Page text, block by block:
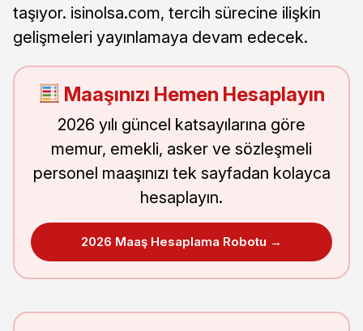
taşıyor. isinolsa.com, tercih sürecine ilişkin
gelişmeleri yayınlamaya devam edecek.
Maaşınızı Hemen Hesaplayın
2026 yılı güncel katsayılarına göre
memur, emekli, asker ve sözleşmeli
personel maaşınızı tek sayfadan kolayca
hesaplayın.
2026 Maaş Hesaplama Robotu →